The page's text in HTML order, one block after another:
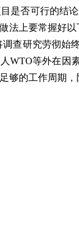
是否可行的结
法上要常握
查研究劳彻始
等外在因
够的工作周期